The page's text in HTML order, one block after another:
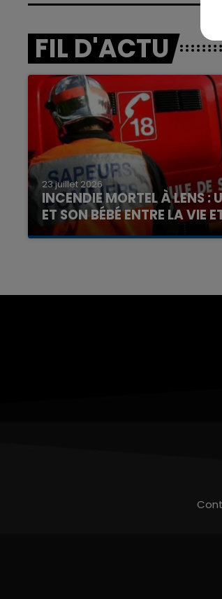
FIL D'ACTU
23 juillet 2026
INCENDIE MORTEL À LENS :
ET SON BÉBÉ ENTRE LA VIE
Un homme s'est immolé par le